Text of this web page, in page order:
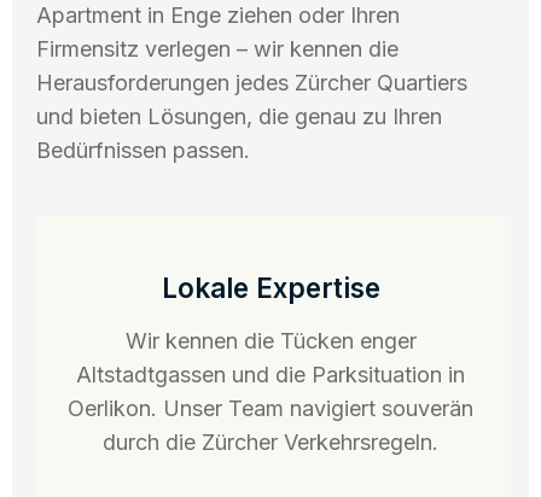
Apartment in Enge ziehen oder Ihren
Firmensitz verlegen – wir kennen die
Herausforderungen jedes Zürcher Quartiers
und bieten Lösungen, die genau zu Ihren
Bedürfnissen passen.
Lokale Expertise
Wir kennen die Tücken enger
Altstadtgassen und die Parksituation in
Oerlikon. Unser Team navigiert souverän
durch die Zürcher Verkehrsregeln.